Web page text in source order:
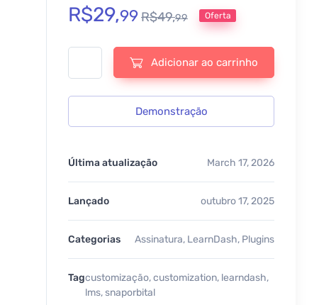
R$29,99R$49,99 Oferta
SnapOrbital – LearnDash Visual Customizer - v2.4
Adicionar ao carrinho
Demonstração
Última atualização March 17, 2026
Lançado outubro 17, 2025
Categorias Assinatura, LearnDash, Plugins
Tagcustomização,customization, learndash,
lms,snaporbital